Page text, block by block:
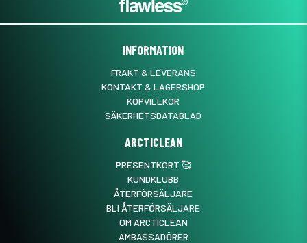
INFORMATION
FRAKT & LEVERANS
KONTAKT & LAGERSHOP
KÖPVILLKOR
SÄKERHETSDATABLAD
ARCTICLEAN
PRESENTKORT 🥰
KUNDKLUBB
ÅTERFÖRSÄLJARE
BLI ÅTERFÖRSÄLJARE
OM ARCTICLEAN
AMBASSADÖRER